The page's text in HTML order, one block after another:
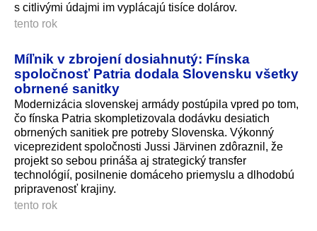
s citlivými údajmi im vyplácajú tisíce dolárov.
tento rok
Míľnik v zbrojení dosiahnutý: Fínska
spoločnosť Patria dodala Slovensku všetky
obrnené sanitky
Modernizácia slovenskej armády postúpila vpred po tom,
čo fínska Patria skompletizovala dodávku desiatich
obrnených sanitiek pre potreby Slovenska. Výkonný
viceprezident spoločnosti Jussi Järvinen zdôraznil, že
projekt so sebou prináša aj strategický transfer
technológií, posilnenie domáceho priemyslu a dlhodobú
pripravenosť krajiny.
tento rok